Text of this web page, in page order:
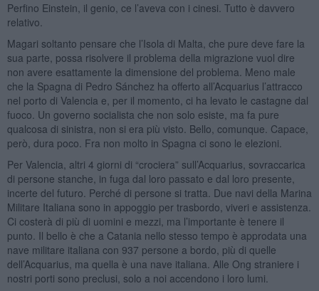
Perfino Einstein, il genio, ce l’aveva con i cinesi. Tutto è davvero
relativo.
Magari soltanto pensare che l’Isola di Malta, che pure deve fare la
sua parte, possa risolvere il problema della migrazione vuol dire
non avere esattamente la dimensione del problema. Meno male
che la Spagna di Pedro Sánchez ha offerto all’Acquarius l’attracco
nel porto di Valencia e, per il momento, ci ha levato le castagne dal
fuoco. Un governo socialista che non solo esiste, ma fa pure
qualcosa di sinistra, non si era più visto. Bello, comunque. Capace,
però, dura poco. Fra non molto in Spagna ci sono le elezioni.
Per Valencia, altri 4 giorni di “crociera” sull’Acquarius, sovraccarica
di persone stanche, in fuga dal loro passato e dal loro presente,
incerte del futuro. Perché di persone si tratta. Due navi della Marina
Militare Italiana sono in appoggio per trasbordo, viveri e assistenza.
Ci costerà di più di uomini e mezzi, ma l’importante è tenere il
punto. Il bello è che a Catania nello stesso tempo è approdata una
nave militare italiana con 937 persone a bordo, più di quelle
dell’Acquarius, ma quella è una nave italiana. Alle Ong straniere i
nostri porti sono preclusi, solo a noi accendono i loro lumi.